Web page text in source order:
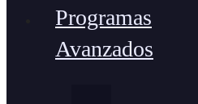
Programas
Avanzados